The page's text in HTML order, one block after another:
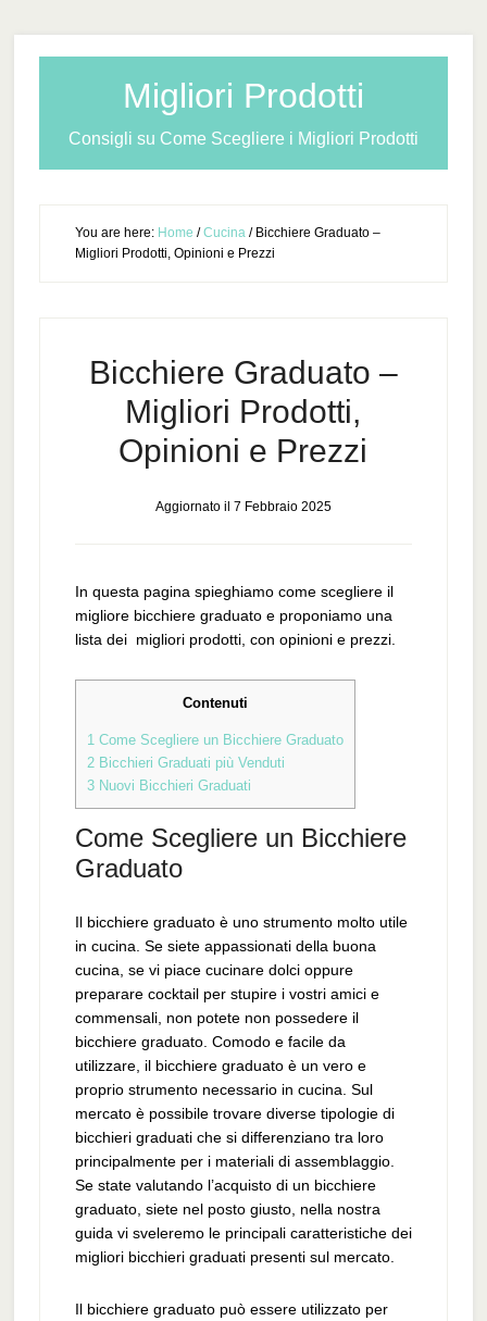
Migliori Prodotti
Consigli su Come Scegliere i Migliori Prodotti
You are here: Home / Cucina /Bicchiere Graduato –
Migliori Prodotti, Opinioni e Prezzi
Bicchiere Graduato –
Migliori Prodotti,
Opinioni e Prezzi
Aggiornato il 7 Febbraio 2025
In questa pagina spieghiamo come scegliere il
migliore bicchiere graduato e proponiamo una
lista dei migliori prodotti, con opinioni e prezzi.
Contenuti
1Come Scegliere un Bicchiere Graduato
2Bicchieri Graduati più Venduti
3Nuovi Bicchieri Graduati
Come Scegliere un Bicchiere
Graduato
Il bicchiere graduato è uno strumento molto utile
in cucina. Se siete appassionati della buona
cucina, se vi piace cucinare dolci oppure
preparare cocktail per stupire i vostri amici e
commensali, non potete non possedere il
bicchiere graduato. Comodo e facile da
utilizzare, il bicchiere graduato è un vero e
proprio strumento necessario in cucina. Sul
mercato è possibile trovare diverse tipologie di
bicchieri graduati che si differenziano tra loro
principalmente per i materiali di assemblaggio.
Se state valutando l’acquisto di un bicchiere
graduato, siete nel posto giusto, nella nostra
guida vi sveleremo le principali caratteristiche dei
migliori bicchieri graduati presenti sul mercato.
Il bicchiere graduato può essere utilizzato per